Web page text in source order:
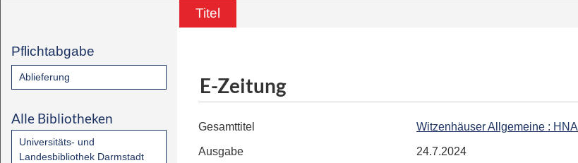
Titel
Pflichtabgabe
Ablieferung
Alle Bibliotheken
Universitäts- und
Landesbibliothek Darmstadt
E-Zeitung
Gesamttitel Witzenhäuser Allgemeine : HNA
Ausgabe
24.7.2024